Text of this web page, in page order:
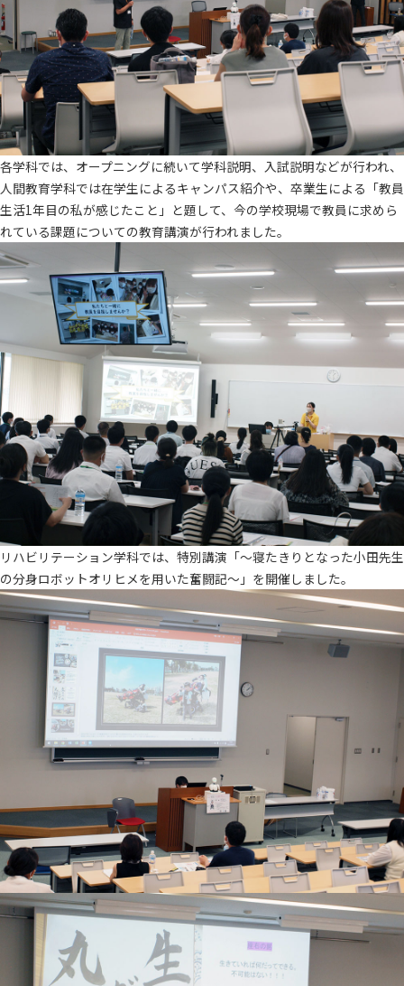
各学科では、オープニングに続いて学科説明、入試説明などが行われ、
人間教育学科では在学生によるキャンパス紹介や、卒業生による「教員
生活1年目の私が感じたこと」と題して、今の学校現場で教員に求めら
れている課題についての教育講演が行われました。
リハビリテーション学科では、特別講演「～寝たきりとなった小田先生
の分身ロボットオリヒメを用いた奮闘記～」を開催しました。